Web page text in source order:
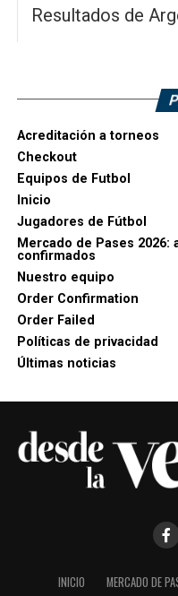
Resultados de
Acreditación a torneos
Checkout
Equipos de Futbol
Inicio
Jugadores de Fútbol
Mercado de Pases
confirmados
Nuestro equipo
Order Confirmation
Order Failed
Políticas de privacidad
Últimas noticias
INICIO MERCADO DE